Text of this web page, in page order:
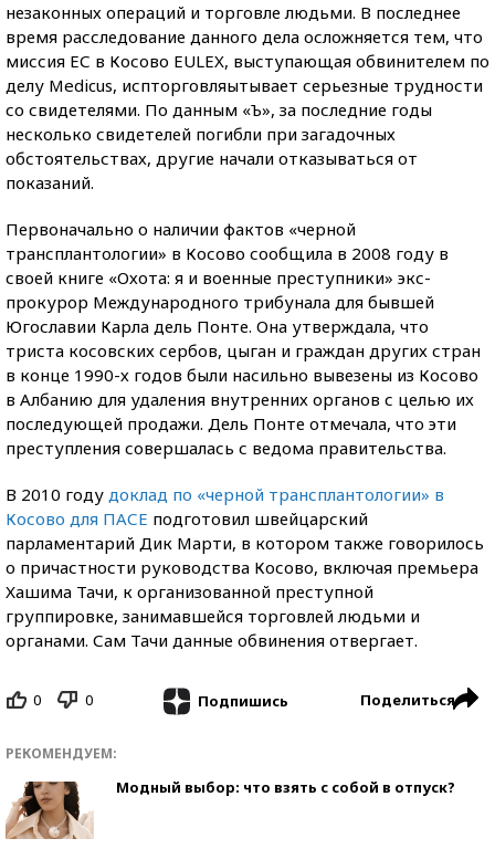
незаконных операций и торговле людьми. В последнее
время расследование данного дела осложняется тем, что
миссия ЕС в Косово EULEX, выступающая обвинителем по
делу Medicus, испторговляытывает серьезные трудности
со свидетелями. По данным «Ъ», за последние годы
несколько свидетелей погибли при загадочных
обстоятельствах, другие начали отказываться от
показаний.
Первоначально о наличии фактов «черной
трансплантологии» в Косово сообщила в 2008 году в
своей книге «Охота: я и военные преступники» экс-
прокурор Международного трибунала для бывшей
Югославии Карла дель Понте. Она утверждала, что
триста косовских сербов, цыган и граждан других стран
в конце 1990-х годов были насильно вывезены из Косово
в Албанию для удаления внутренних органов с целью их
последующей продажи. Дель Понте отмечала, что эти
преступления совершалась с ведома правительства.
В 2010 году доклад по «черной трансплантологии» в
Косово для ПАСЕ подготовил швейцарский
парламентарий Дик Марти, в котором также говорилось
о причастности руководства Косово, включая премьера
Хашима Тачи, к организованной преступной
группировке, занимавшейся торговлей людьми и
органами. Сам Тачи данные обвинения отвергает.
0 0 Подпишись Поделиться
РЕКОМЕНДУЕМ:
Модный выбор: что взять с собой в отпуск?